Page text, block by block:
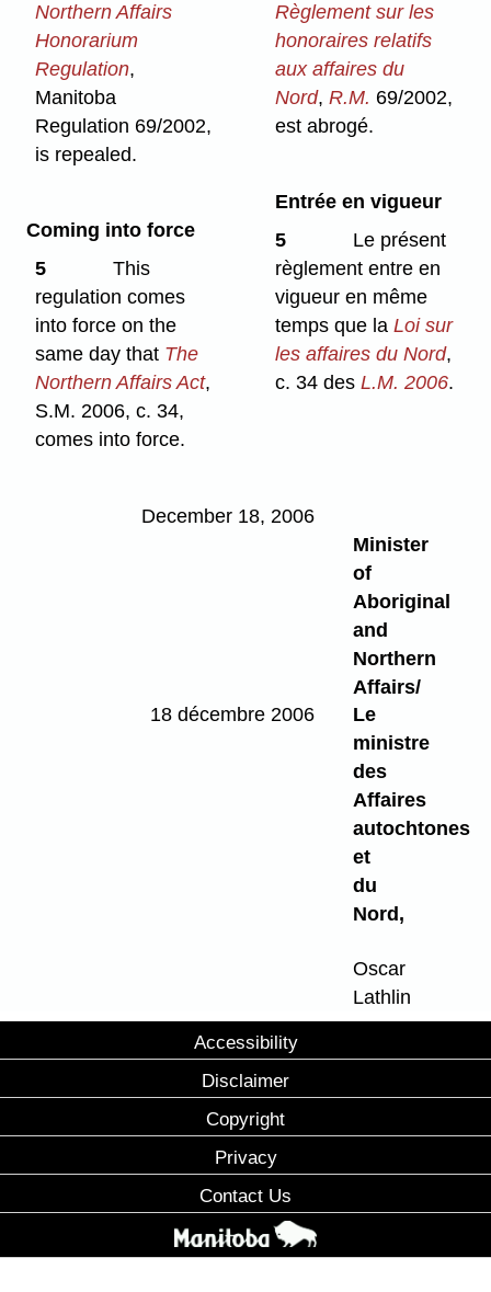
Northern Affairs
Honorarium
Regulation,
Manitoba
Regulation 69/2002,
is repealed.
Règlement sur les
honoraires relatifs
aux affaires du
Nord,R.M. 69/2002,
est abrogé.
Coming into force
5
This
regulation comes
into force on the
same day that The
Northern Affairs Act,
S.M. 2006, c. 34,
comes into force.
Entrée en vigueur
5
Le présent
règlement entre en
vigueur en même
temps que laLoi sur
les affaires du Nord,
c. 34 desL.M. 2006.
December 18, 2006
Minister
of
Aboriginal
and
Northern
Affairs/
18 décembre 2006
Le
ministre
des
Affaires
autochtones
et
du
Nord,
Oscar
Lathlin
Accessibility
Disclaimer
Copyright
Privacy
Contact Us